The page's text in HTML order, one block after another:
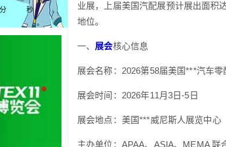
业展，上届美国汽配展预计展出面积
地位。
一、 展会核心信息
展会名称：2026第58届美国***汽车零
展会时间：2026年11月3日-5日
展会地点：美国***威尼斯人展览中心
主办单位：APAA、ASIA、MEMA 联
分 秒